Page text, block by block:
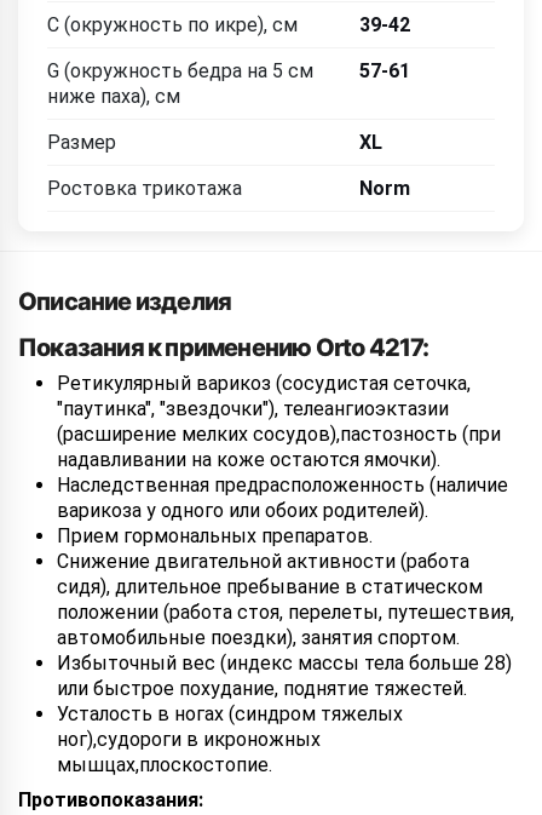
C (окружность по икре), см
39-42
G (окружность бедра на 5 см
ниже паха), см
57-61
Размер
XL
Ростовка трикотажа
Norm
Описание изделия
Показания к применению Orto 4217:
Ретикулярный варикоз (сосудистая сеточка,
"паутинка", "звездочки"), телеангиоэктазии
(расширение мелких сосудов),пастозность (при
надавливании на коже остаются ямочки).
Наследственная предрасположенность (наличие
варикоза у одного или обоих родителей).
Прием гормональных препаратов.
Снижение двигательной активности (работа
сидя), длительное пребывание в статическом
положении (работа стоя, перелеты, путешествия,
автомобильные поездки), занятия спортом.
Избыточный вес (индекс массы тела больше 28)
или быстрое похудание, поднятие тяжестей.
Усталость в ногах (синдром тяжелых
ног),судороги в икроножных
мышцах,плоскостопие.
Противопоказания: